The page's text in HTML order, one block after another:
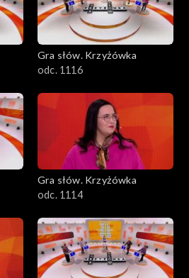
Gra słów. Krzyżówka
odc. 1116
Gra słów. Krzyżówka
odc. 1114